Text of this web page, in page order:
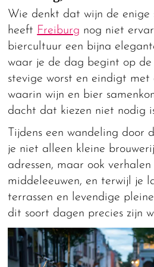
Wie denkt dat wijn de enige
heeft Freiburg nog niet
biercultuur een bijna
waar je de dag begint op
stevige worst en eindigt
waarin wijn en bier
dacht dat kiezen niet nodig
Tijdens een wandeling door
je niet alleen kleine
adressen, maar ook
middeleeuwen, en terwijl je
terrassen en levendige
dit soort dagen precies zijn